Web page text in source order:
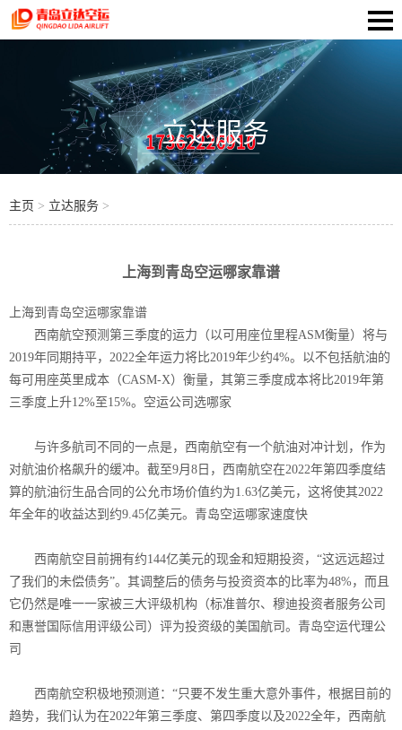
立达服务
主页 > 立达服务 >
上海到青岛空运哪家靠谱
上海到青岛空运哪家靠谱
西南航空预测第三季度的运力（以可用座位里程ASM衡量）将与
2019年同期持平，2022全年运力将比2019年少约4%。以不包括航油的
每可用座英里成本（CASM-X）衡量，其第三季度成本将比2019年第
三季度上升12%至15%。 空运公司选哪家
与许多航司不同的一点是，西南航空有一个航油对冲计划，作为
对航油价格飙升的缓冲。截至9月8日，西南航空在2022年第四季度结
算的航油衍生品合同的公允市场价值约为1.63亿美元，这将使其2022
年全年的收益达到约9.45亿美元。 青岛空运哪家速度快
西南航空目前拥有约144亿美元的现金和短期投资，“这远远超过
了我们的未偿债务”。其调整后的债务与投资资本的比率为48%，而且
它仍然是唯一一家被三大评级机构（标准普尔、穆迪投资者服务公司
和惠誉国际信用评级公司）评为投资级的美国航司。青岛空运代理公
司
西南航空积极地预测道：“只要不发生重大意外事件，根据目前的
趋势，我们认为在2022年第三季度、第四季度以及2022全年，西南航